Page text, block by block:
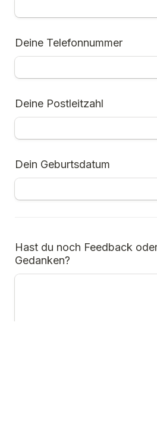
Deine Telefonnummer
Deine Postleitzahl
Dein Geburtsdatum
Hast du noch Feedback
Gedanken?